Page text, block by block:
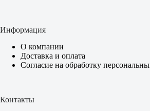
Информация
О компании
Доставка и оплата
Согласие на обработку
Контакты